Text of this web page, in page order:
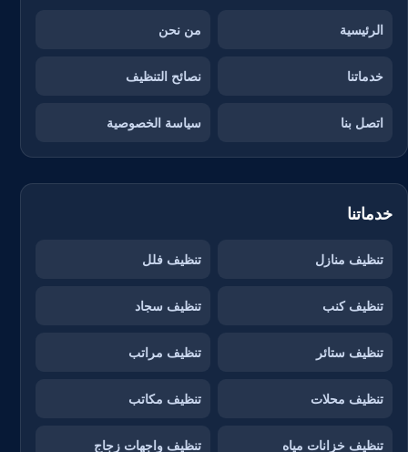
الرئيسية من نحن
خدماتنا نصائح التنظيف
اتصل بنا سياسة الخصوصية
خدماتنا
تنظيف منازل تنظيف فلل
تنظيف كنب تنظيف سجاد
تنظيف ستائر تنظيف مراتب
تنظيف محلات تنظيف مكاتب
تنظيف خزانات مياه تنظيف واجهات زجاج